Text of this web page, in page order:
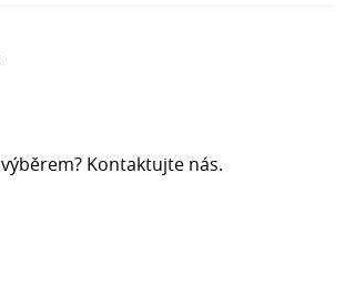
Kontaktujte nás.